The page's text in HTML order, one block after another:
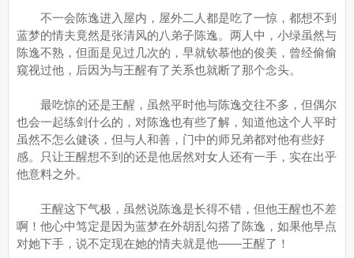
不一会陈逸进入屋内，屋外二人都是吃了一惊，都想不到
蓝梦的情夫竟然是张清风的八弟子陈逸。两人中，小绿虽然与
陈逸不熟，但面是见过几次的，早就钦慕他的俊美，曾经偷偷
窥视过他，后因为与王醒有了关系也就断了那个念头。
最吃惊的还是王醒，虽然平时他与陈逸交往不多，但偶尔
也会一起练剑什么的，对陈逸也有些了解，知道他这个人平时
虽然不怎么健谈，但与人和善，门中的师兄弟都对他有些好
感。只让王醒想不到的还是他居然对女人还有一手，实在出乎
他意料之外。
王醒这下气极，虽然说陈逸是长得不错，但他王醒也不差
啊！他心中笃定是因为蓝梦在外胡乱勾搭了陈逸，如果他早点
对她下手，说不定现在她的情夫就是他——王醒了！